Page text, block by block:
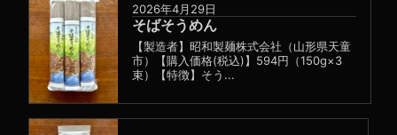
2026年4月29日
そばそうめん
【製造者】昭和製麺株式会社（山形県天童
市）【購入価格(税込)】594円（150g×3
束）【特徴】そう...